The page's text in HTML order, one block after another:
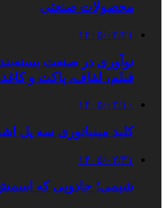
محصولات صنعتی
۱۴۰۵/۰۳/۲۱
نوآوری در صنعت
فیلم، لفاف، پاکت و
۱۴۰۵/۰۳/۱۰
کلید مینیاتوری سه پل
۱۴۰۵/۰۲/۳۱
شیمی؛ جادویی که